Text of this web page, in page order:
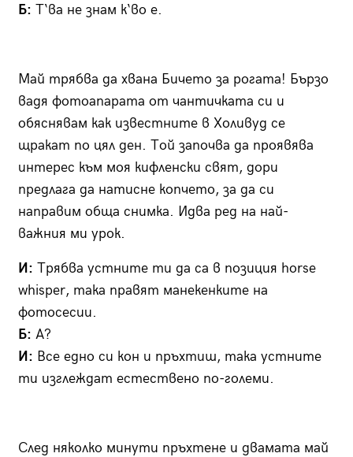
Б: Т‘ва не знам к‘во е.
Май трябва да хвана Бичето за рогата! Бързо
вадя фотоапарата от чантичката си и
обяснявам как известните в Холивуд се
щракат по цял ден. Той започва да проявява
интерес към моя кифленски свят, дори
предлага да натисне копчето, за да си
направим обща снимка. Идва ред на най-
важния ми урок.
И: Трябва устните ти да са в позиция horse
whisper, така правят манекенките на
фотосесии.
Б: А?
И: Все едно си кон и пръхтиш, така устните
ти изглеждат естествено по-големи.
След няколко минути пръхтене и двамата май